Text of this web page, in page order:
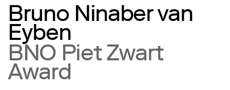
Bruno Ninaber van
Eyben
BNO Piet Zwart
Award